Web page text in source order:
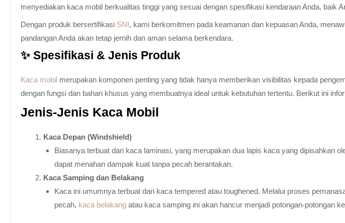
menyediakan kaca mobil berkualitas tinggi yang sesuai dengan spesifikasi kendaraan Anda, baik
Dengan produk bersertifikasi SNI, kami berkomitmen pada keamanan dan kepuasan Anda,
pandangan Anda akan tetap jernih dan aman selama berkendara.
✨ Spesifikasi & Jenis Produk
Kaca mobilmerupakan komponen penting yang tidak hanya memberikan visibilitas kepada
dengan fungsi dan bahan khusus yang membuatnya ideal untuk kebutuhan tertentu. Berikut ini
Jenis-Jenis Kaca Mobil
Kaca Depan (Windshield)
Biasanya terbuat dari kaca laminasi, yang merupakan dua lapis kaca yang dipisahkan
dapat menahan dampak kuat tanpa pecah berantakan.
Kaca Samping dan Belakang
Kaca ini umumnya terbuat dari kaca tempered atau toughened. Melalui proses
pecah, kaca belakang atau kaca samping ini akan hancur menjadi potongan-potongan